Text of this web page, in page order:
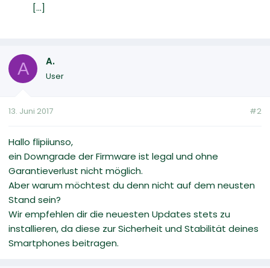
[...]
A A.
User
13. Juni 2017 #2
Hallo flipiiunso,
ein Downgrade der Firmware ist legal und ohne
Garantieverlust nicht möglich.
Aber warum möchtest du denn nicht auf dem neusten
Stand sein?
Wir empfehlen dir die neuesten Updates stets zu
installieren, da diese zur Sicherheit und Stabilität deines
Smartphones beitragen.